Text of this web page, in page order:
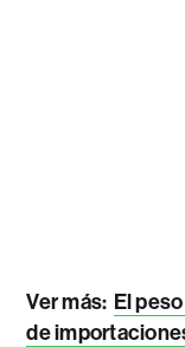
Ver más: El
de